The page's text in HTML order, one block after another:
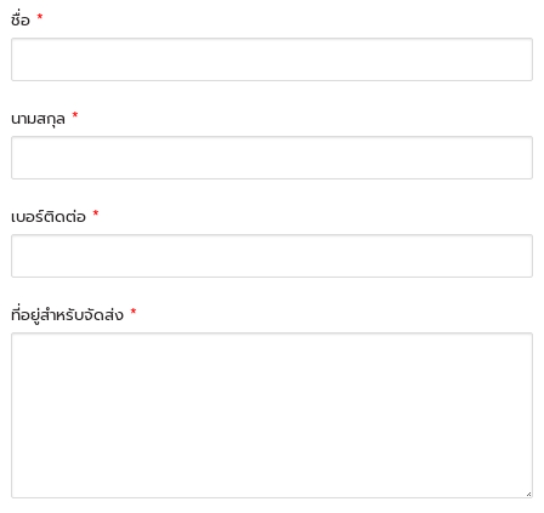
ชื่อ*
นามสกุล*
เบอร์ติดต่อ*
ที่อยู่สำหรับจัดส่ง*